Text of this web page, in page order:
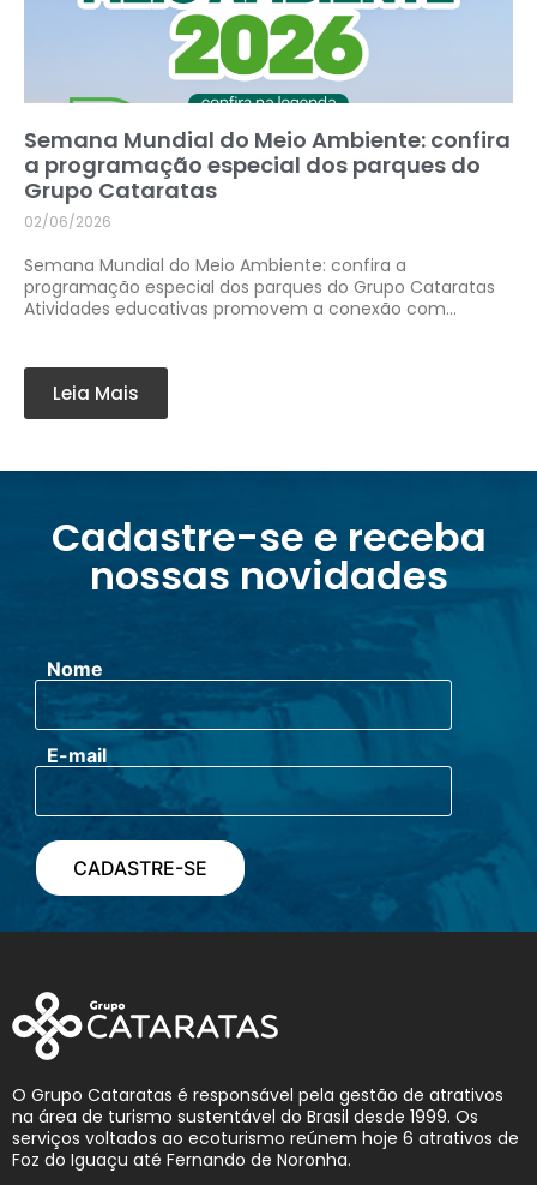
Semana Mundial do Meio Ambiente: confira
a programação especial dos parques do
Grupo Cataratas
02/06/2026
Semana Mundial do Meio Ambiente: confira a
programação especial dos parques do Grupo Cataratas
Atividades educativas promovem a conexão com...
Leia Mais
Cadastre-se e receba
nossas novidades
Nome
E-mail
O Grupo Cataratas é responsável pela gestão de atrativos
na área de turismo sustentável do Brasil desde 1999. Os
serviços voltados ao ecoturismo reúnem hoje 6 atrativos de
Foz do Iguaçu até Fernando de Noronha.